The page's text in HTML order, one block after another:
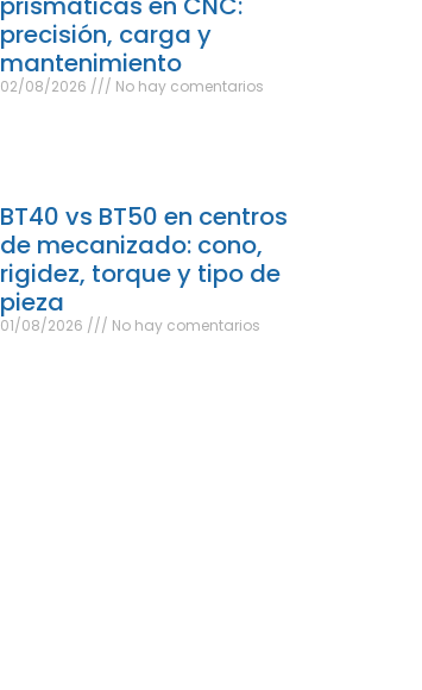
precisión, carga y
mantenimiento
02/08/2026 No hay comentarios
BT40 vs BT50 en centros
de mecanizado: cono,
rigidez, torque y tipo de
pieza
01/08/2026 No hay comentarios